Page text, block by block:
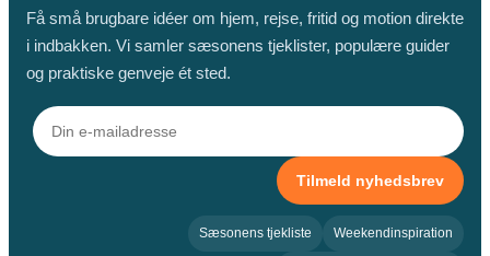
Få små brugbare idéer om hjem, rejse, fritid og motion direkte
i indbakken. Vi samler sæsonens tjeklister, populære guider
og praktiske genveje ét sted.
Tilmeld nyhedsbrev
Sæsonens tjekliste Weekendinspiration